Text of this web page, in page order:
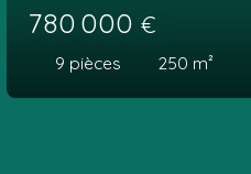
780 000 €
9 pièces 250 m²